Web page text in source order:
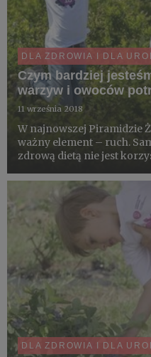
DLA ZDROWIA I DLA
Czym bardziej
warzyw i owoców
11 września 2018
W najnowszej Piramidzie
ważny element – ruch.
zdrową dietą nie jest
wolne rodniki, które nie
Jeżeli się ruszamy, t...
DLA ZDROWIA I DLA